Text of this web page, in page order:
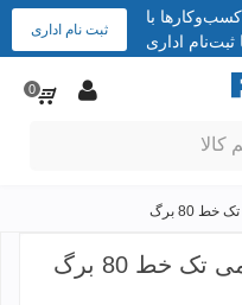
با
ثبت‌نام اداری
ثبت نام اداری
0
80 برگ
خط 80 برگ